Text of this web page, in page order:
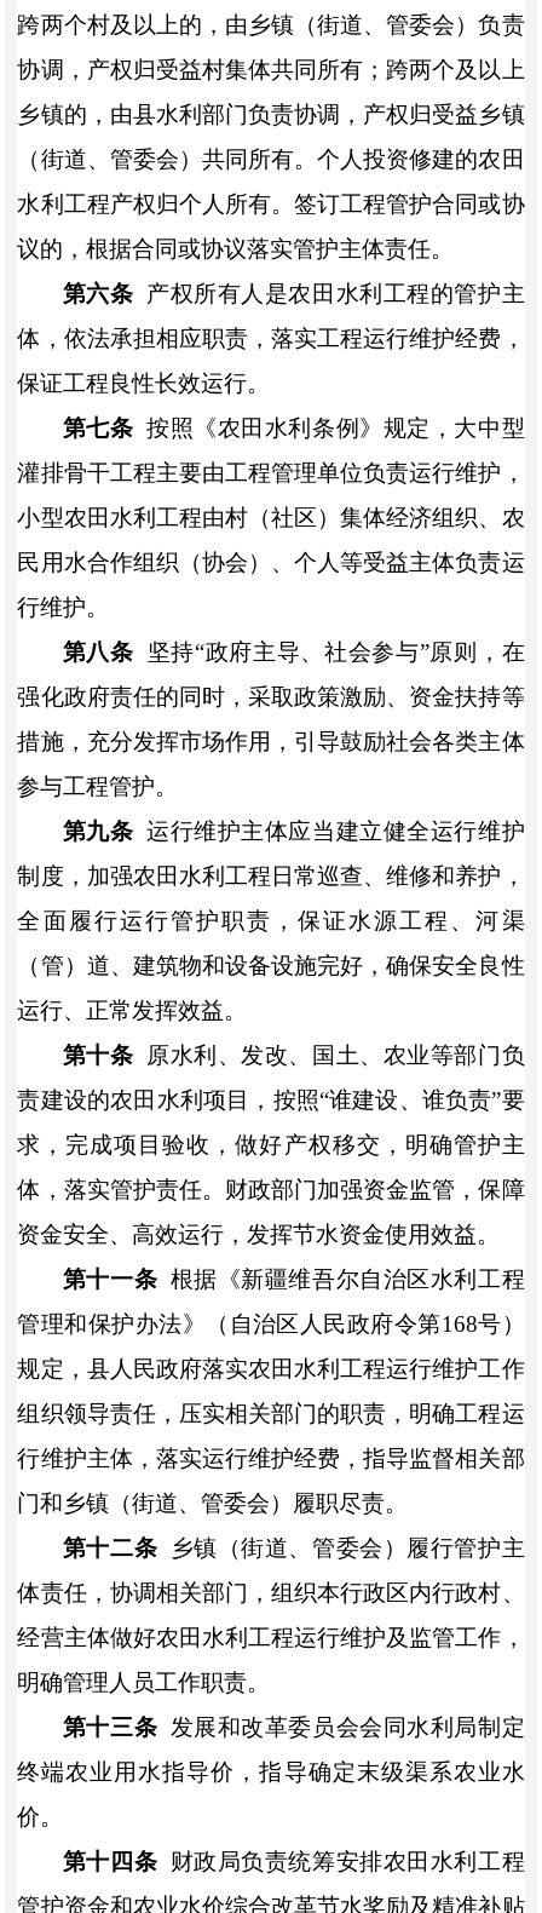
跨两个村及以上的，由 乡镇（街道、管委会）负责
协调，产权归受益村集体共同所有；跨两个及以上
乡镇的，由县水利部门负责协调，产权归受益乡镇
（街道、管委会） 共同所有。个人投资修建的农田
水利工程产权归个人所有。签订工程管护合同或协
议的，根据合同或协议落实管护主体责任。
第六条 产权所有人是农田水利工程的管护主
体，依法承担相应职责，落实工程运行维护经费，
保证工程良性长效运行。
第七条 按照《农田水利条例》规定，大中型
灌排骨干工程主要由工程管理单位负责运行维护，
小型农田水利工程由村（社区）集体经济组织、农
民用水合作组织（协会）、个人等受益主体负责运
行维护。
第八条
坚持“政府主导、社会参与”原则，在
强化政府责任的同时，采取政策激励、资金扶持等
措施，充分发挥市场作用，引导鼓励社会各类主体
参与工程管护。
第九条 运行维护主体应当建立健全运行维护
制度，加强农田水利工程日常巡查、维修和养护，
全面履行运行管护职责，保证水源工程、河渠
（管）道、建筑物和设备设施完好，确保安全良性
运行、正常发挥效益。
第十条
原水利、发改、国土、农业等部门负
责建设的农田水利项目，按照“谁建设、谁负责”要
求，完成项目验收，做好产权移交，明确管护主
体，落实管护责任。财政部门加强资金监管，保障
资金安全、高效运行，发挥节水资金使用效益。
第十一条 根据《新疆维吾尔自治区水利工程
管理和保护办法》（自治区人民政府令第168号）
规定，县人民政府落实农田水利工程运行维护工作
组织领导责任，压实相关部门的职责，明确工程运
行维护主体，落实运行维护经费，指导监督相关部
门和乡镇（街道、管委会） 履职尽责。
第十二条
乡镇（街道、管委会） 履行管护主
体责任，协调相关部门，组织本行政区内行政村、
经营主体做好农田水利 工程运行维护及监管工作，
明确管理人员工作职责。
第十三条 发展和改革委员会会同水利局制定
终端农业用水指导价，指导确定末级渠系农业水
价。
第十四条 财政局负责统筹安排农田水利工程
管护资金和农业水价综合改革节水奖励及精准补贴